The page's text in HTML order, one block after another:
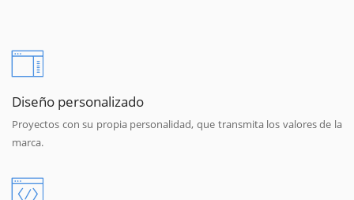
Diseño personalizado
Proyectos con su propia personalidad, que transmita los valores de la
marca.